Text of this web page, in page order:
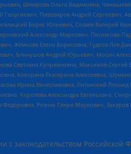
Шнырова Ольга Вадимовна,
Георгиевич, Пивоваров Андрей Сергеевич,
Борис Юльевич, Созаев Валерий
Александр Маркович, Пислакова-
Жемкова Елена Борисовна, Гудков Лев
Блинушов Андрей Юрьевич, Мосин
Светлана Куприяновна, Максимов Сергей
Кокорина Екатерина Алексеевна,
Ирина Вячеславовна, Литинский Леонид
Королева Александра Евгеньевна,
Резник Генри Маркович, Захаров
законодательством Российской